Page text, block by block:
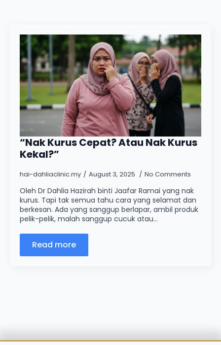
“Nak Kurus Cepat? Atau Nak Kurus
Kekal?”
hai-dahliaclinic.my August 3, 2025 No Comments
Oleh Dr Dahlia Hazirah binti Jaafar Ramai yang nak
kurus. Tapi tak semua tahu cara yang selamat dan
berkesan. Ada yang sanggup berlapar, ambil produk
pelik-pelik, malah sanggup cucuk atau…
Read more